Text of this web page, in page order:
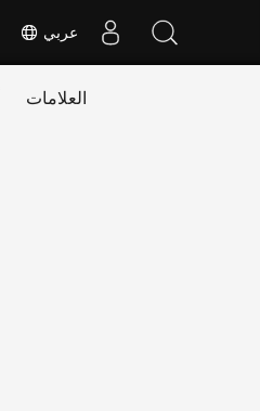
عربي
العلامات